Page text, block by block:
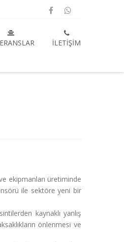
İLETIŞIM
ekipmanları üretiminde
ile sektöre yeni bir
kaynaklı yanlış
önlenmesi ve